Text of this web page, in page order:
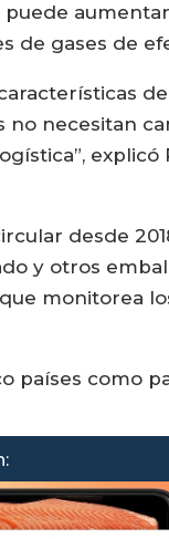
de gases de
necesitan
desde
y otros
monitorea
países como